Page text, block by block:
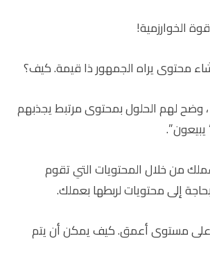
الخوارزمية!
محتوى يراه الجمهور ذا قيمة. كيف؟
لهم الحلول بمحتوى مرتبط يجذبهم
”.
من خلال المحتويات التي تقوم
إلى محتويات لربطها بعملك.
على مستوى أعمق. كيف يمكن أن يتم